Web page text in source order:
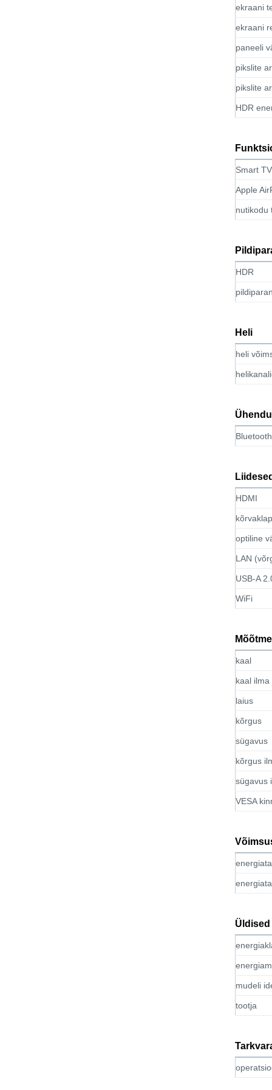
ekraani
ekraani
paneeli
pikslite
pikslite
HDR
Smart TV
Apple
nutikodu
HDR
Heli
heli
Bluetooth
Liidesed
HDMI
optiline
LAN
USB-A
WiFi
kaal
kaal ilma
laius
kõrgus
sügavus
kõrgus
sügavus
VESA
Üldised
mudeli
tootja